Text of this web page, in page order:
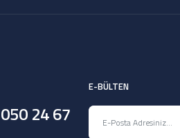
24 67
E-BÜLTEN